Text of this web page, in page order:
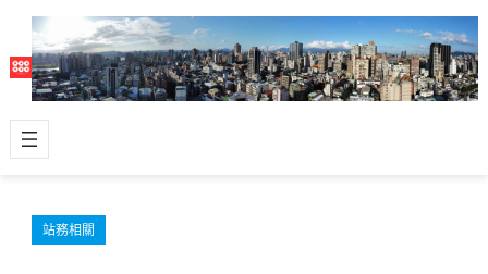
主
容
站務相關